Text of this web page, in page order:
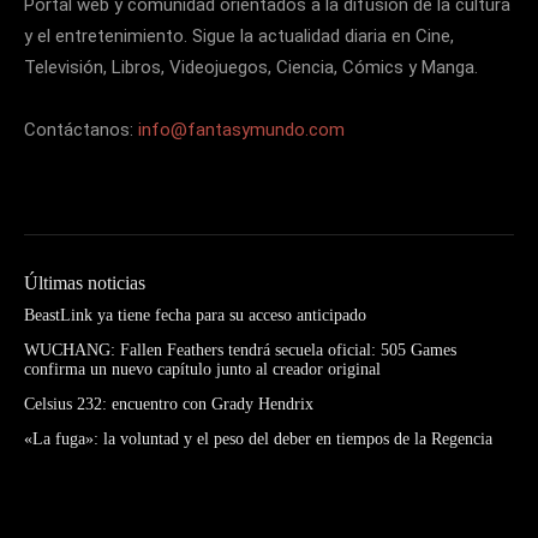
y el entretenimiento. Sigue la actualidad diaria en Cine,
Televisión, Libros, Videojuegos, Ciencia, Cómics y Manga.
Contáctanos: info@fantasymundo.com
Últimas noticias
BeastLink ya tiene fecha para su acceso anticipado
WUCHANG: Fallen Feathers tendrá secuela oficial: 505 Games
confirma un nuevo capítulo junto al creador original
Celsius 232: encuentro con Grady Hendrix
«La fuga»: la voluntad y el peso del deber en tiempos de la Regencia